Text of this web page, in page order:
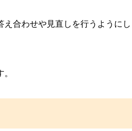
合わせや見直しを行うようにし